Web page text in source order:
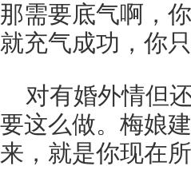
那需要底气啊，
就充气成功，你只
对有婚外情但
要这么做。梅娘
来，就是你现在